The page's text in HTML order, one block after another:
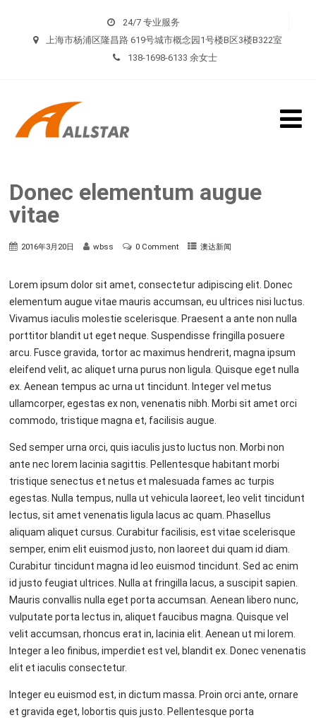
24/7 专业服务
上海市杨浦区隆昌路 619号城市概念园1号楼B区3楼B322室
138-1698-6133 余女士
Donec elementum augue
vitae
2016年3月20日 wbss 0 Comment 澳达新闻
Lorem ipsum dolor sit amet, consectetur adipiscing elit. Donec
elementum augue vitae mauris accumsan, eu ultrices nisi luctus.
Vivamus iaculis molestie scelerisque. Praesent a ante non nulla
porttitor blandit ut eget neque. Suspendisse fringilla posuere
arcu. Fusce gravida, tortor ac maximus hendrerit, magna ipsum
eleifend velit, ac aliquet urna purus non ligula. Quisque eget nulla
ex. Aenean tempus ac urna ut tincidunt. Integer vel metus
ullamcorper, egestas ex non, venenatis nibh. Morbi sit amet orci
commodo, tristique magna et, facilisis augue.
Sed semper urna orci, quis iaculis justo luctus non. Morbi non
ante nec lorem lacinia sagittis. Pellentesque habitant morbi
tristique senectus et netus et malesuada fames ac turpis
egestas. Nulla tempus, nulla ut vehicula laoreet, leo velit tincidunt
lectus, sit amet venenatis ligula lacus ac quam. Phasellus
aliquam aliquet cursus. Curabitur facilisis, est vitae scelerisque
semper, enim elit euismod justo, non laoreet dui quam id diam.
Curabitur tincidunt magna id leo euismod tincidunt. Sed ac enim
id justo feugiat ultrices. Nulla at fringilla lacus, a suscipit sapien.
Mauris convallis nulla eget porta accumsan. Aenean libero nunc,
vulputate porta lectus in, aliquet faucibus magna. Quisque vel
velit accumsan, rhoncus erat in, lacinia elit. Aenean ut mi lorem.
Integer a leo finibus, imperdiet est vel, blandit ex. Donec venenatis
elit et iaculis consectetur.
Integer eu euismod est, in dictum massa. Proin orci ante, ornare
et gravida eget, lobortis quis justo. Pellentesque porta